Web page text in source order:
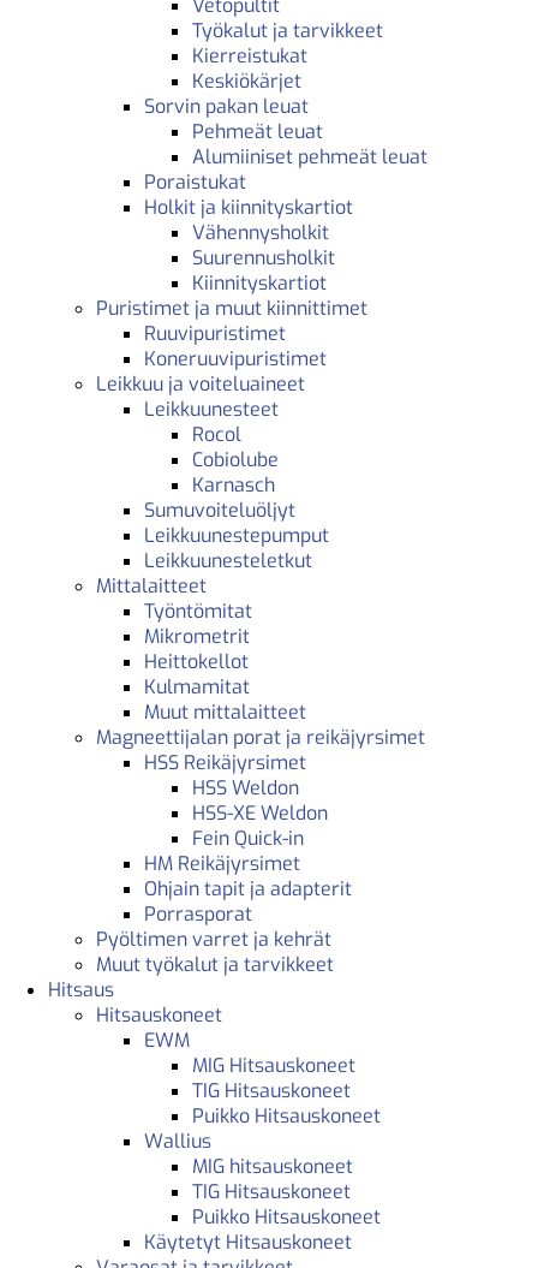
Työkalut ja tarvikkeet
Kierreistukat
Keskiökärjet
Sorvin pakan leuat
Pehmeät leuat
Alumiiniset pehmeät leuat
Poraistukat
Holkit ja kiinnityskartiot
Vähennysholkit
Suurennusholkit
Kiinnityskartiot
Puristimet ja muut kiinnittimet
Ruuvipuristimet
Koneruuvipuristimet
Leikkuu ja voiteluaineet
Leikkuunesteet
Rocol
Cobiolube
Karnasch
Sumuvoiteluöljyt
Leikkuunestepumput
Leikkuunesteletkut
Mittalaitteet
Työntömitat
Mikrometrit
Heittokellot
Kulmamitat
Muut mittalaitteet
Magneettijalan porat ja reikäjyrsimet
HSS Reikäjyrsimet
HSS Weldon
HSS-XE Weldon
Fein Quick-in
HM Reikäjyrsimet
Ohjain tapit ja adapterit
Porrasporat
Pyöltimen varret ja kehrät
Muut työkalut ja tarvikkeet
Hitsaus
Hitsauskoneet
EWM
MIG Hitsauskoneet
TIG Hitsauskoneet
Puikko Hitsauskoneet
Wallius
MIG hitsauskoneet
TIG Hitsauskoneet
Puikko Hitsauskoneet
Käytetyt Hitsauskoneet